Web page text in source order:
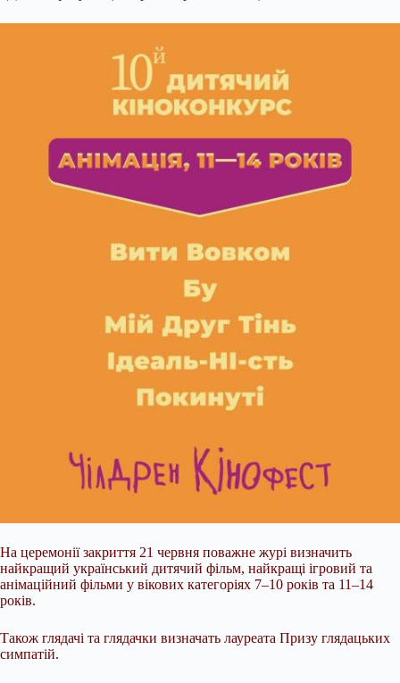
На церемонії закриття 21 червня поважне журі визначить
найкращий український дитячий фільм, найкращі ігровий та
анімаційний фільми у вікових категоріях 7–10 років та 11–14
років.
Також глядачі та глядачки визначать лауреата Призу глядацьких
симпатій.